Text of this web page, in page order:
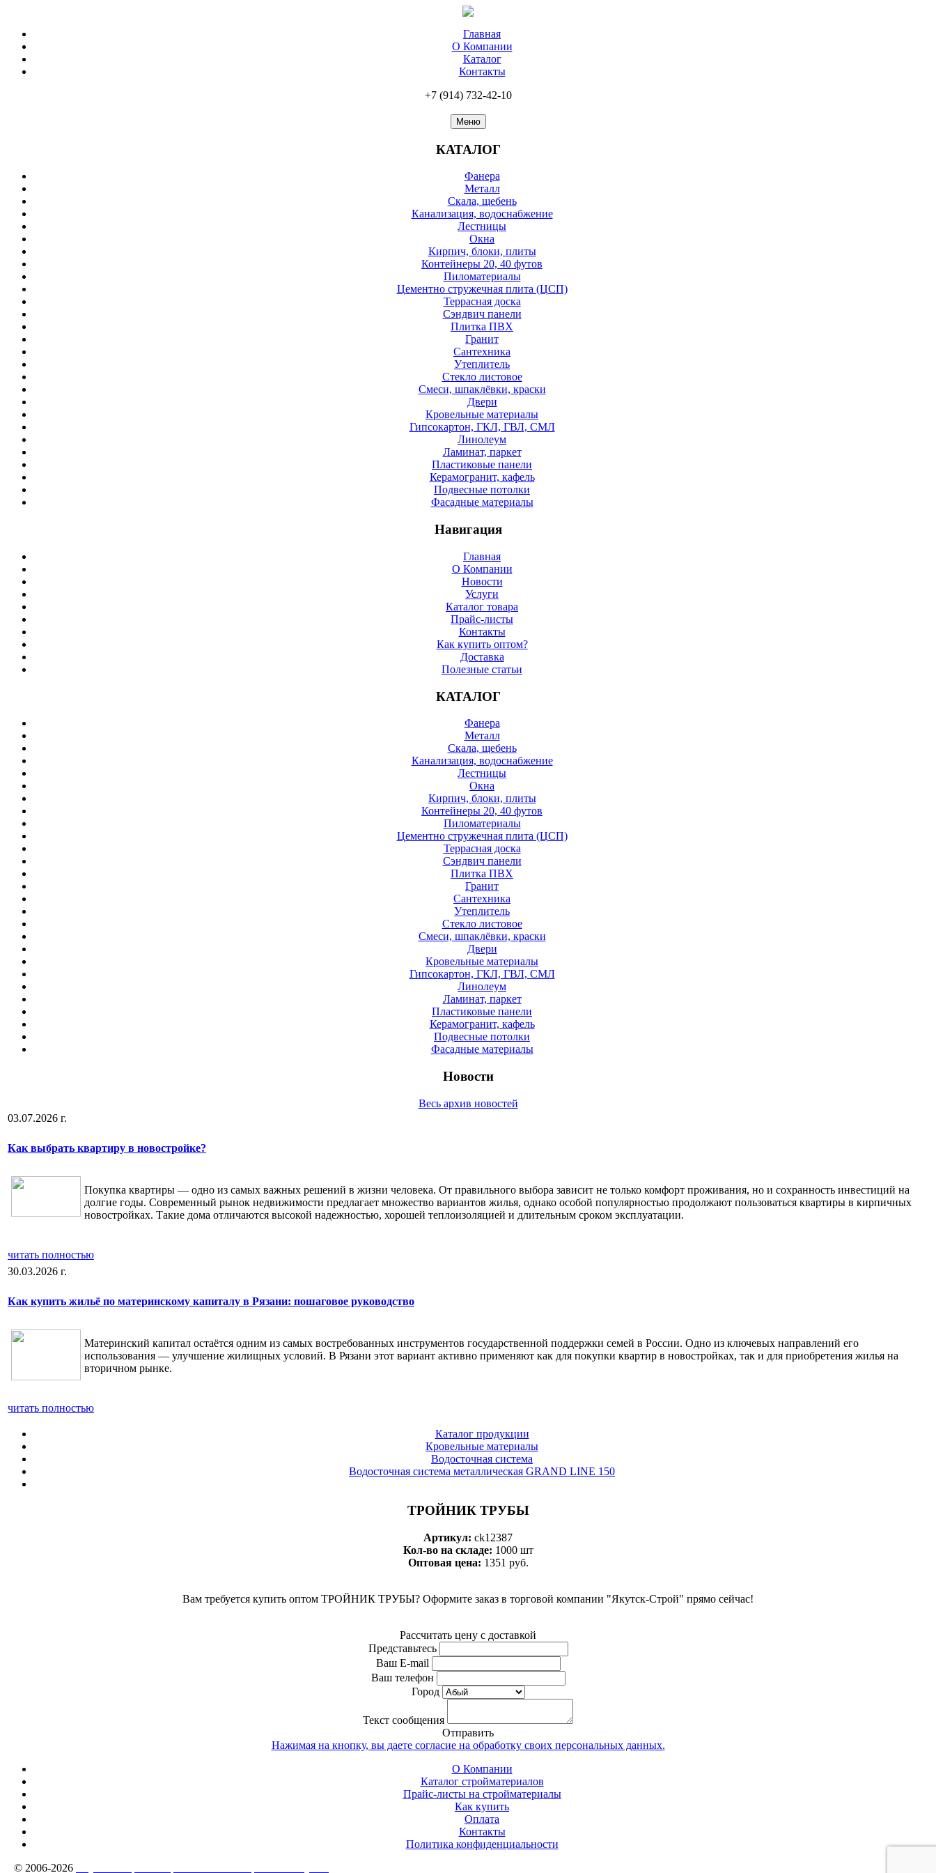
Главная
О Компании
Каталог
Контакты
+7 (914) 732-42-10
Меню
КАТАЛОГ
Фанера
Металл
Скала, щебень
Канализация, водоснабжение
Лестницы
Окна
Кирпич, блоки, плиты
Контейнеры 20, 40 футов
Пиломатериалы
Цементно стружечная плита (ЦСП)
Террасная доска
Сэндвич панели
Плитка ПВХ
Гранит
Сантехника
Утеплитель
Стекло листовое
Смеси, шпаклёвки, краски
Двери
Кровельные материалы
Гипсокартон, ГКЛ, ГВЛ, СМЛ
Линолеум
Ламинат, паркет
Пластиковые панели
Керамогранит, кафель
Подвесные потолки
Фасадные материалы
Навигация
Главная
О Компании
Новости
Услуги
Каталог товара
Прайс-листы
Контакты
Как купить оптом?
Доставка
Полезные статьи
КАТАЛОГ
Фанера
Металл
Скала, щебень
Канализация, водоснабжение
Лестницы
Окна
Кирпич, блоки, плиты
Контейнеры 20, 40 футов
Пиломатериалы
Цементно стружечная плита (ЦСП)
Террасная доска
Сэндвич панели
Плитка ПВХ
Гранит
Сантехника
Утеплитель
Стекло листовое
Смеси, шпаклёвки, краски
Двери
Кровельные материалы
Гипсокартон, ГКЛ, ГВЛ, СМЛ
Линолеум
Ламинат, паркет
Пластиковые панели
Керамогранит, кафель
Подвесные потолки
Фасадные материалы
Новости
Весь архив новостей
03.07.2026 г.
Как выбрать квартиру в новостройке?
Покупка квартиры — одно из самых важных решений в жизни человека. От правильного выбора зависит не только комфорт проживания, но и сохранность инвестиций на
долгие годы. Современный рынок недвижимости предлагает множество вариантов жилья, однако особой популярностью продолжают пользоваться квартиры в кирпичных
новостройках. Такие дома отличаются высокой надежностью, хорошей теплоизоляцией и длительным сроком эксплуатации.
читать полностью
30.03.2026 г.
Как купить жильё по материнскому капиталу в Рязани: пошаговое руководство
Материнский капитал остаётся одним из самых востребованных инструментов государственной поддержки семей в России. Одно из ключевых направлений его
использования — улучшение жилищных условий. В Рязани этот вариант активно применяют как для покупки квартир в новостройках, так и для приобретения жилья на
вторичном рынке.
читать полностью
Каталог продукции
Кровельные материалы
Водосточная система
Водосточная система металлическая GRAND LINE 150
ТРОЙНИК ТРУБЫ
Артикул: ck12387
Кол-во на складе: 1000 шт
Оптовая цена: 1351 руб.
Вам требуется купить оптом ТРОЙНИК ТРУБЫ? Оформите заказ в торговой компании "Якутск-Строй" прямо сейчас!
Рассчитать цену с доставкой
Представьтесь
Ваш E-mail
Ваш телефон
Город
Текст сообщения
Отправить
Нажимая на кнопку, вы даете согласие на обработку своих персональных данных.
О Компании
Каталог стройматериалов
Прайс-листы на стройматериалы
Как купить
Оплата
Контакты
Политика конфиденциальности
© 2006-2026